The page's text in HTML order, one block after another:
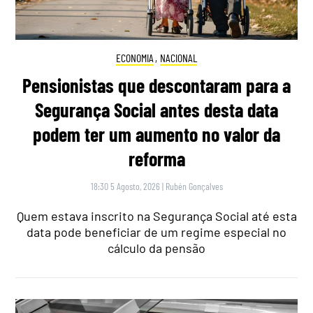
ECONOMIA , NACIONAL
Pensionistas que descontaram para a
Segurança Social antes desta data
podem ter um aumento no valor da
reforma
18:30 5 Agosto, 2026 | Rubén Gonçalves
Quem estava inscrito na Segurança Social até esta
data pode beneficiar de um regime especial no
cálculo da pensão